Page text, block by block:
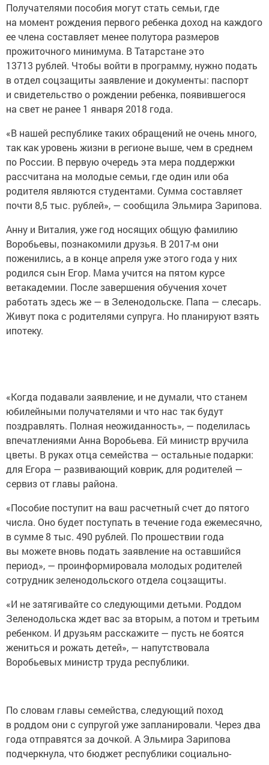
Получателями пособия могут стать семьи, где
на момент рождения первого ребенка доход на каждого
ее члена составляет менее полутора размеров
прожиточного минимума. В Татарстане это
13713 рублей. Чтобы войти в программу, нужно подать
в отдел соцзащиты заявление и документы: паспорт
и свидетельство о рождении ребенка, появившегося
на свет не ранее 1 января 2018 года.
«В нашей республике таких обращений не очень много,
так как уровень жизни в регионе выше, чем в среднем
по России. В первую очередь эта мера поддержки
рассчитана на молодые семьи, где один или оба
родителя являются студентами. Сумма составляет
почти 8,5 тыс. рублей», — сообщила Эльмира Зарипова.
Анну и Виталия, уже год носящих общую фамилию
Воробьевы, познакомили друзья. В 2017-м они
поженились, а в конце апреля уже этого года у них
родился сын Егор. Мама учится на пятом курсе
ветакадемии. После завершения обучения хочет
работать здесь же — в Зеленодольске. Папа — слесарь.
Живут пока с родителями супруга. Но планируют взять
ипотеку.
«Когда подавали заявление, и не думали, что станем
юбилейными получателями и что нас так будут
поздравлять. Полная неожиданность», — поделилась
впечатлениями Анна Воробьева. Ей министр вручила
цветы. В руках отца семейства — остальные подарки:
для Егора — развивающий коврик, для родителей —
сервиз от главы района.
«Пособие поступит на ваш расчетный счет до пятого
числа. Оно будет поступать в течение года ежемесячно,
в сумме 8 тыс. 490 рублей. По прошествии года
вы можете вновь подать заявление на оставшийся
период», — проинформировала молодых родителей
сотрудник зеленодольского отдела соцзащиты.
«И не затягивайте со следующими детьми. Роддом
Зеленодольска ждет вас за вторым, а потом и третьим
ребенком. И друзьям расскажите — пусть не боятся
жениться и рожать детей», — напутствовала
Воробьевых министр труда республики.
По словам главы семейства, следующий поход
в роддом они с супругой уже запланировали. Через два
года отправятся за дочкой. А Эльмира Зарипова
подчеркнула, что бюджет республики социально-